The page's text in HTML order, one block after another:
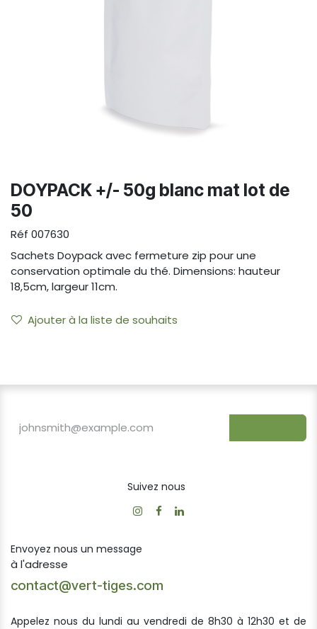
DOYPACK +/- 50g blanc mat lot de
50
Réf 007630
Sachets Doypack avec fermeture zip pour une
conservation optimale du thé. Dimensions: hauteur
18,5cm, largeur 11cm.
Ajouter à la liste de souhaits
Suivez nous
Envoyez nous un message
à l'adresse
contact@vert-tiges.com
Appelez nous du lundi au vendredi de 8h30 à 12h30 et de